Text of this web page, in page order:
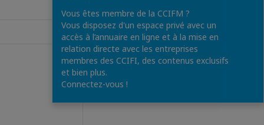
Vous êtes membre de la CCIFM ?
Vous disposez d'un espace privé avec un
accès à l’annuaire en ligne et à la mise en
relation directe avec les entreprises
membres des CCIFI, des contenus exclusifs
et bien plus.
Connectez-vous !